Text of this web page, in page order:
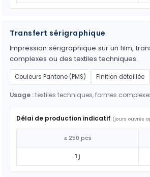
Transfert sérigraphique
Impression sérigraphique sur un film,
complexes ou des textiles techniques.
Couleurs Pantone (PMS) Finition détaillée
Usage :textiles techniques, formes
Délai de production indicatif (jours ouvrés
≤ 250 pcs
1 j